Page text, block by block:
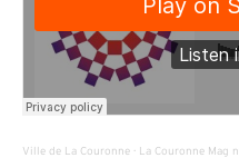
Ville de La Couronne · La Couronne Mag